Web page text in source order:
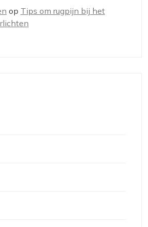
op Tips om rugpijn bij het